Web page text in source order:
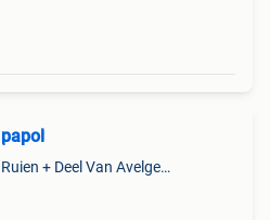
papol
Ruien + Deel Van Avelgem En Waarmaarde